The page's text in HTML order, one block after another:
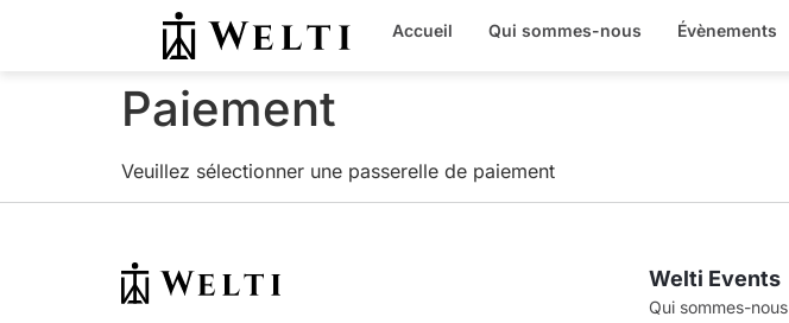
Accueil Qui sommes-nous Évènements
Paiement
Veuillez sélectionner une passerelle de paiement
Welti Events
Qui sommes-nous